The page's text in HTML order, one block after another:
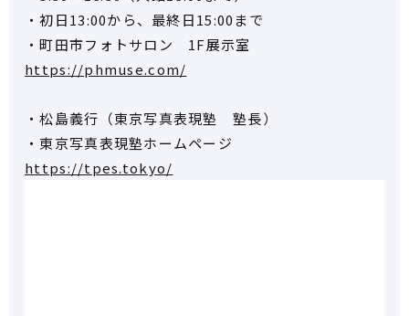
・初日13:00から、最終日15:00まで
・町田市フォトサロン 1F展示室
https://phmuse.com/
・松島義行（東京写真表現塾 塾長）
・東京写真表現塾ホームページ
https://tpes.tokyo/